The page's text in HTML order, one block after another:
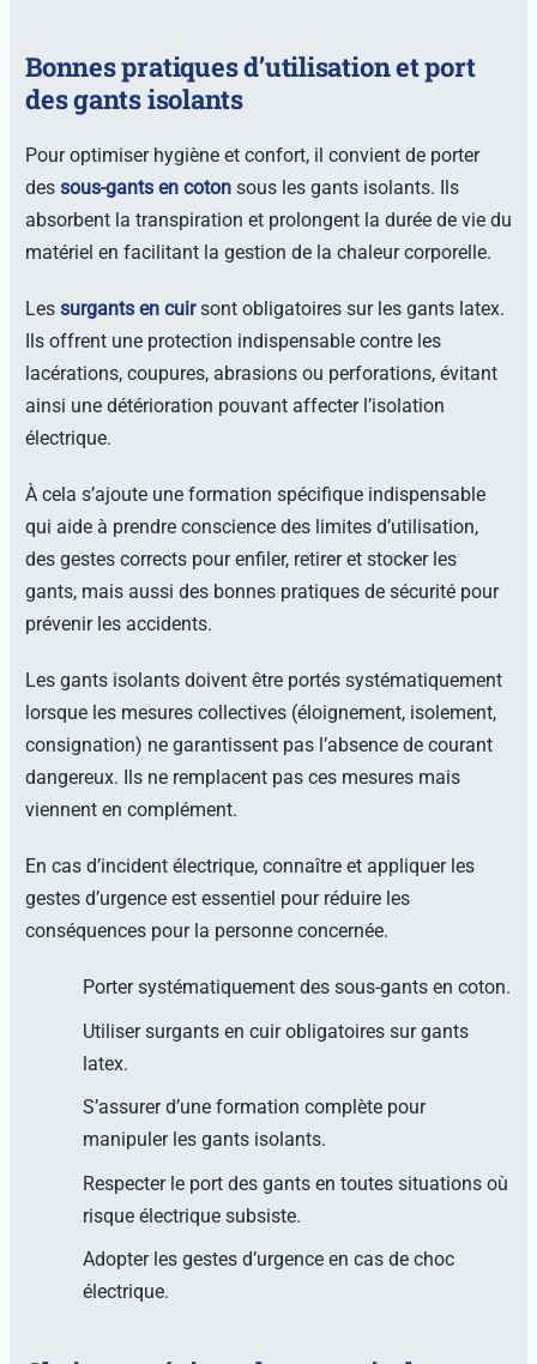
Bonnes pratiques d’utilisation et port
des gants isolants
Pour optimiser hygiène et confort, il convient de porter
des sous-gants en coton sous les gants isolants. Ils
absorbent la transpiration et prolongent la durée de vie du
matériel en facilitant la gestion de la chaleur corporelle.
Les surgants en cuirsont obligatoires sur les gants latex.
Ils offrent une protection indispensable contre les
lacérations, coupures, abrasions ou perforations, évitant
ainsi une détérioration pouvant affecter l’isolation
électrique.
À cela s’ajoute une formation spécifique indispensable
qui aide à prendre conscience des limites d’utilisation,
des gestes corrects pour enfiler, retirer et stocker les
gants, mais aussi des bonnes pratiques de sécurité pour
prévenir les accidents.
Les gants isolants doivent être portés systématiquement
lorsque les mesures collectives (éloignement, isolement,
consignation) ne garantissent pas l’absence de courant
dangereux. Ils ne remplacent pas ces mesures mais
viennent en complément.
En cas d’incident électrique, connaître et appliquer les
gestes d’urgence est essentiel pour réduire les
conséquences pour la personne concernée.
Porter systématiquement des sous-gants en coton.
Utiliser surgants en cuir obligatoires sur gants
latex.
S’assurer d’une formation complète pour
manipuler les gants isolants.
Respecter le port des gants en toutes situations où
risque électrique subsiste.
Adopter les gestes d’urgence en cas de choc
électrique.